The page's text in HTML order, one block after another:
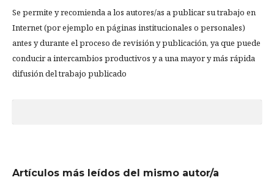
Se permite y recomienda a los autores/as a publicar su trabajo en
Internet (por ejemplo en páginas institucionales o personales)
antes y durante el proceso de revisión y publicación, ya que puede
conducir a intercambios productivos y a una mayor y más rápida
difusión del trabajo publicado
Artículos más leídos del mismo autor/a